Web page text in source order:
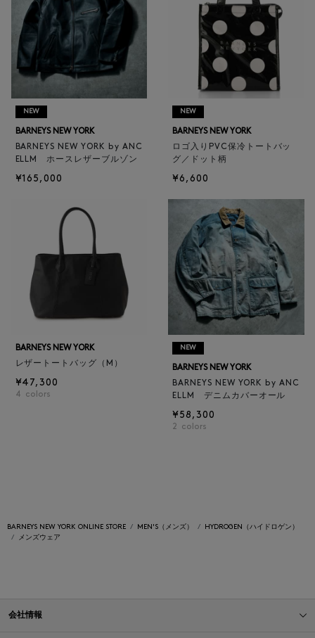
NEW
BARNEYS NEW YORK
BARNEYS NEW YORK by ANC
ELLM ホースレザーブルゾン
¥165,000
NEW
BARNEYS NEW YORK
ロゴ入りPVC保冷トートバッ
グ／ドット柄
¥6,600
BARNEYS NEW YORK
レザートートバッグ（M）
¥47,300
4 colors
NEW
BARNEYS NEW YORK
BARNEYS NEW YORK by ANC
ELLM デニムカバーオール
¥58,300
2 colors
BARNEYS NEW YORK ONLINE STORE MEN'S（メンズ）
HYDROGEN（ハイドロゲン）
メンズウェア
会社情報